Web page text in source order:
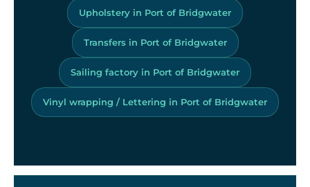
Upholstery in Port of Bridgwater
Transfers in Port of Bridgwater
Sailing factory in Port of Bridgwater
Vinyl wrapping / Lettering in Port of Bridgwater